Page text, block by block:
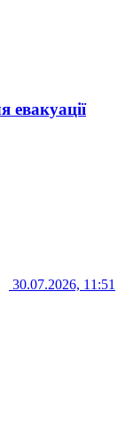
евакуації
30.07.2026, 11:51